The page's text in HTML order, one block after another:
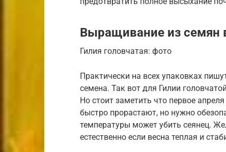
Выращивание из семян
Гилия головчатая: фото
Практически на всех упаковках
семена. Так вот для Гилии
Но стоит заметить что первое
быстро прорастают, но нужно
температуры может убить сеянец.
естественно если весна теплая и